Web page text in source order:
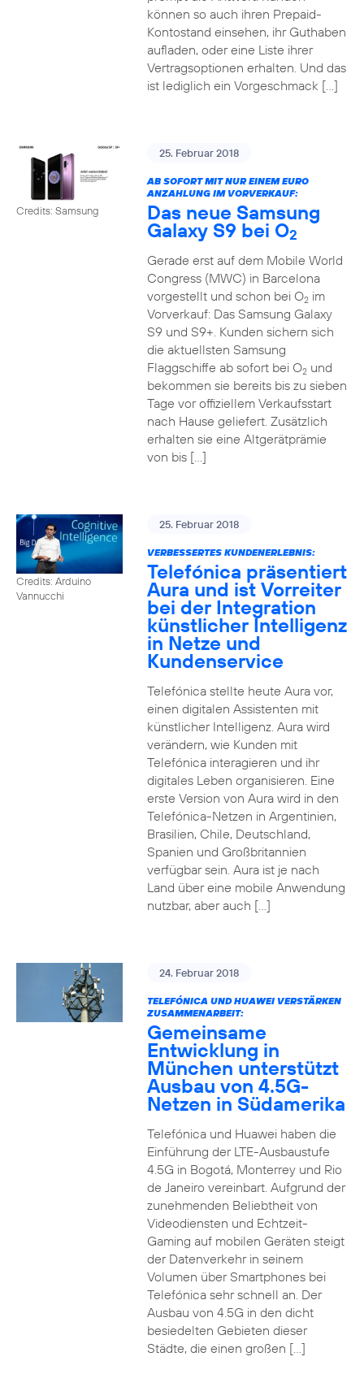
können so auch ihren Prepaid-
Kontostand einsehen, ihr Guthaben
aufladen, oder eine Liste ihrer
Vertragsoptionen erhalten. Und das
ist lediglich ein Vorgeschmack […]
Credits: Samsung
25. Februar 2018
AB SOFORT MIT NUR EINEM EURO
ANZAHLUNG IM VORVERKAUF:
Das neue Samsung
Galaxy S9 bei O2
Gerade erst auf dem Mobile World
Congress (MWC) in Barcelona
vorgestellt und schon bei O2im
Vorverkauf: Das Samsung Galaxy
S9 und S9+. Kunden sichern sich
die aktuellsten Samsung
Flaggschiffe ab sofort bei O2und
bekommen sie bereits bis zu sieben
Tage vor offiziellem Verkaufsstart
nach Hause geliefert. Zusätzlich
erhalten sie eine Altgerätprämie
von bis […]
Credits: Arduino
Vannucchi
25. Februar 2018
VERBESSERTES KUNDENERLEBNIS:
Telefónica präsentiert
Aura und ist Vorreiter
bei der Integration
künstlicher Intelligenz
in Netze und
Kundenservice
Telefónica stellte heute Aura vor,
einen digitalen Assistenten mit
künstlicher Intelligenz. Aura wird
verändern, wie Kunden mit
Telefónica interagieren und ihr
digitales Leben organisieren. Eine
erste Version von Aura wird in den
Telefónica-Netzen in Argentinien,
Brasilien, Chile, Deutschland,
Spanien und Großbritannien
verfügbar sein. Aura ist je nach
Land über eine mobile Anwendung
nutzbar, aber auch […]
24. Februar 2018
TELEFÓNICA UND HUAWEI VERSTÄRKEN
ZUSAMMENARBEIT:
Gemeinsame
Entwicklung in
München unterstützt
Ausbau von 4.5G-
Netzen in Südamerika
Telefónica und Huawei haben die
Einführung der LTE-Ausbaustufe
4.5G in Bogotá, Monterrey und Rio
de Janeiro vereinbart. Aufgrund der
zunehmenden Beliebtheit von
Videodiensten und Echtzeit-
Gaming auf mobilen Geräten steigt
der Datenverkehr in seinem
Volumen über Smartphones bei
Telefónica sehr schnell an. Der
Ausbau von 4.5G in den dicht
besiedelten Gebieten dieser
Städte, die einen großen […]